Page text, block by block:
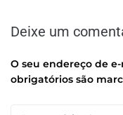
Deixe um
O seu endereço de
obrigatórios são